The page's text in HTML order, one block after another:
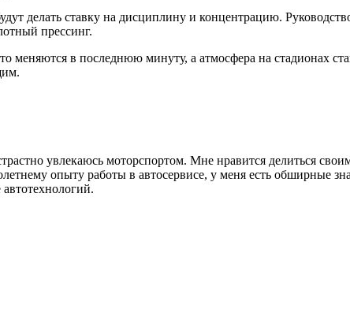
делать ставку на дисциплину и концентрацию.
прессинг.
в последнюю минуту, а атмосфера на стадионах
увлекаюсь моторспортом. Мне нравится делиться
опыту работы в автосервисе, у меня есть обширные